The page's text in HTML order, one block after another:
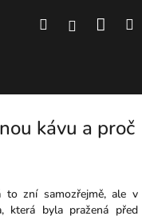
HledatPřihlášení
kávu a proč
to zní samozřejmě, ale v
která byla pražená před